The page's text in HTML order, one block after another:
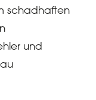
schadhaften
und